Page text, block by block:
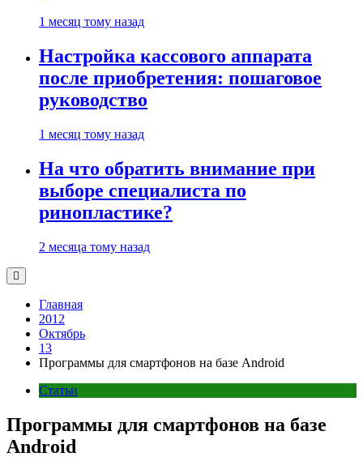
1 месяц тому назад
Настройка кассового аппарата
после приобретения: пошаговое
руководство
1 месяц тому назад
На что обратить внимание при
выборе специалиста по
ринопластике?
2 месяца тому назад
Главная
2012
Октябрь
13
Программы для смартфонов на базе Android
Статьи
Программы для смартфонов на базе
Android